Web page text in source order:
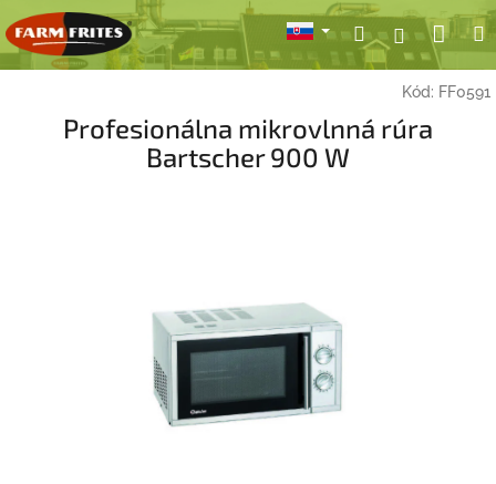
na
obsah
Hľadať
Kód: FF0591
Profesionálna mikrovlnná rúra
Bartscher 900 W